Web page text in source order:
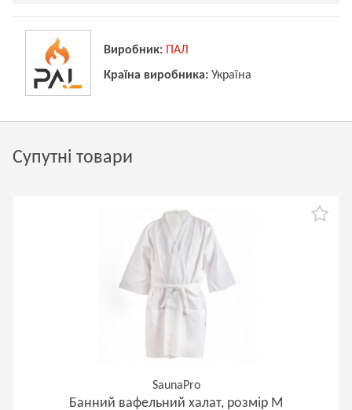
Виробник: ПАЛ
Країна виробника: Україна
Супутні товари
SaunaPro
Банний вафельний халат, розмір М